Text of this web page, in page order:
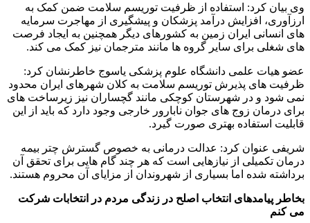
وی بیان کرد: استفاده از ظرفیت توریسم سلامت ضمن کمک به
ارزآوری، افزایش درآمد پزشکان و پیشگیری از مهاجرت سرمایه
های انسانی ایران زمین به کشورهای دیگر همچنین به ایجاد فرصت
های شغلی برای سایر گروه ها مانند مترجمان نیز کمک می کند.
عضو هیات علمی دانشگاه علوم پزشکی یاسوج خاطرنشان کرد:
ظرفیت های پذیرش توریسم سلامت به کلان شهرهای ایران محدود
نمی شود و در شهرستان کوچکی مانند گچساران نیز زیرساخت های
برای درمان زوج های جوان نابارور خارجی وجود دارد که باید از این
قابلیت استفاده بهتری صورت گیرد.
شریفی عنوان کرد: عدالت درمانی به خصوص گسترش چتر بیمه
درمان تکمیلی از نیازهایی است که هر چند گام هایی برای تحقق آن
برداشته شده اما بسیاری از شهروندان از مزایای آن محروم هستند.
بخاطر پیامدهای انتخاب اصلح در زندگی مردم در انتخابات شرکت
می کنم